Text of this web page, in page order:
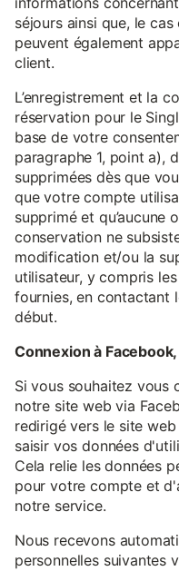
séjours ainsi que, le cas
peuvent également
client.
L’enregistrement et la
réservation pour le
base de votre
paragraphe 1, point a),
supprimées dès que
que votre compte
supprimé et qu’aucune
conservation ne
modification et/ou la
utilisateur, y compris
fournies, en contactant
début.
Connexion à
Si vous souhaitez vous
notre site web via
redirigé vers le site
saisir vos données
Cela relie les données
pour votre compte et
notre service.
Nous recevons
personnelles suivantes